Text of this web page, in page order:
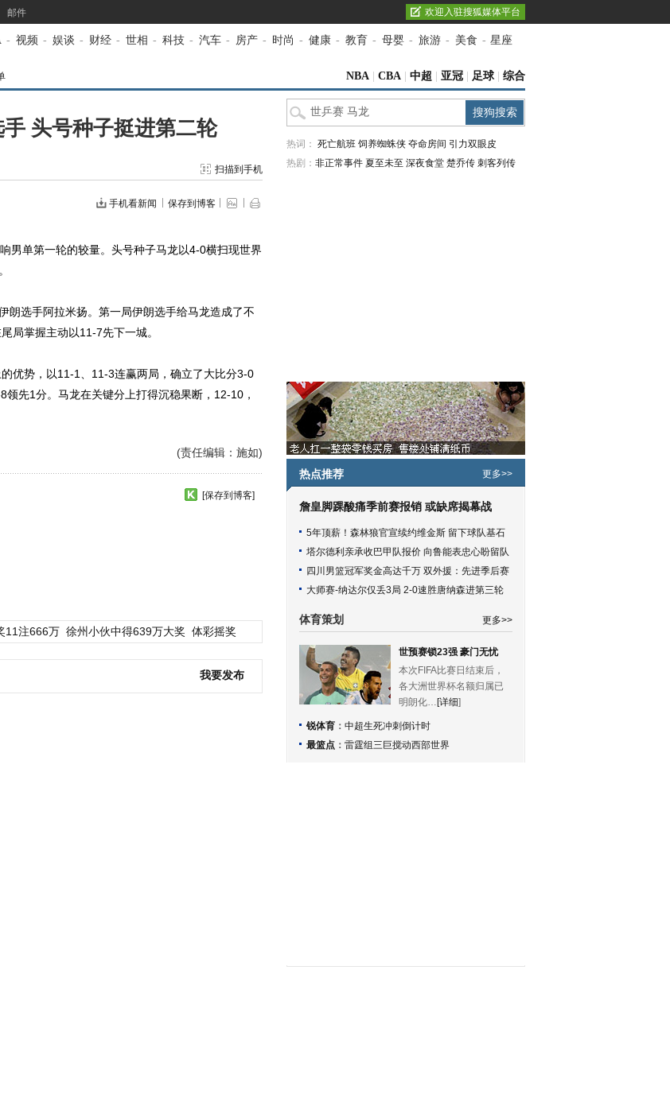
邮件 欢迎入驻搜狐媒体平台
- 视频 - 娱谈 - 财经 - 世相 - 科技 - 汽车 - 房产 - 时尚 - 健康 - 教育 - 母婴 - 旅游 - 美食 - 星座
NBA CBA 中超 亚冠 足球 综合
头号种子挺进第二轮
扫描到手机
手机看新闻 保存到博客
单第一轮的较量。头号种子马龙以4-0横扫现世界
选手阿拉米扬。第一局伊朗选手给马龙造成了不
局掌握主动以11-7先下一城。
势，以11-1、11-3连赢两局，确立了大比分3-0
先1分。马龙在关键分上打得沉稳果断，12-10，
(责任编辑：施如)
[保存到博客]
11注666万 徐州小伙中得639万大奖 体彩摇奖
我要发布
热词： 死亡航班 饲养蜘蛛侠 夺命房间 引力双眼皮
热剧： 非正常事件 夏至未至 深夜食堂 楚乔传 刺客列传
热点推荐 更多>>
詹皇脚踝酸痛季前赛报销 或缺席揭幕战
5年顶薪！森林狼官宣续约维金斯 留下球队基石
塔尔德利亲承收巴甲队报价 向鲁能表忠心盼留队
四川男篮冠军奖金高达千万 双外援：先进季后赛
大师赛-纳达尔仅丢3局 2-0速胜唐纳森进第三轮
体育策划 更多>>
世预赛锁23强 豪门无忧
本次FIFA比赛日结束后，
各大洲世界杯名额归属已
明朗化… [详细]
锐体育 ： 中超生死冲刺倒计时
最篮点 ： 雷霆组三巨搅动西部世界